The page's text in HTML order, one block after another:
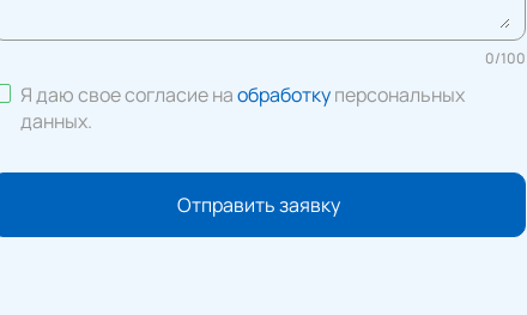
0/100
Я даю свое согласие наобработкуперсональных
данных.
Отправить заявку